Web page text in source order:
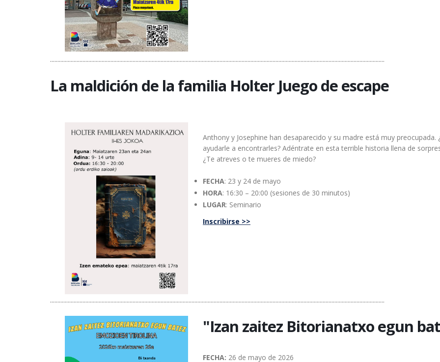
...................................................................................................................................................................................................................................
La maldición de la familia Holter Juego de escape
Anthony y Josephine han desaparecido y su madre está muy preocupada.
ayudarle a encontrarles? Adéntrate en esta terrible historia llena de
¿Te atreves o te mueres de miedo?
FECHA: 23 y 24 de mayo
HORA: 16:30 – 20:00 (sesiones de 30 minutos)
LUGAR: Seminario
Inscribirse >>
...................................................................................................................................................................................................................................
"Izan zaitez Bitorianatxo egun
FECHA: 26 de mayo de 2026